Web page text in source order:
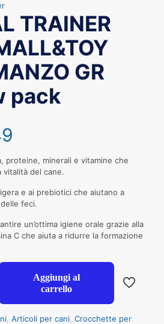
TRAINER
GR
pack
proteine, minerali e vitamine che
vitalità del cane.
e ai prebiotici che aiutano a
feci.
un’ottima igiene orale grazie alla
C che aiuta a ridurre la formazione
Aggiungi al
carrello
Articoli per cani Crocchette per